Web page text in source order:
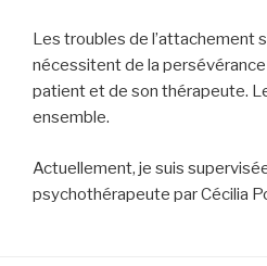
Les troubles de l’attachement
nécessitent de la
patient et de son thérapeute.
ensemble.
Actuellement, je suis
psychothérapeute par Cécilia